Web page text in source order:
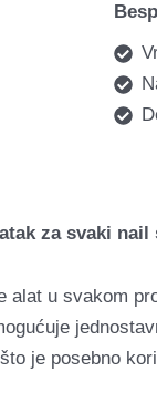
za svaki nail
u svakom
je posebno